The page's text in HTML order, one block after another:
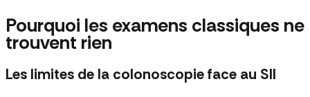
Pourquoi les examens classiques ne
trouvent rien
Les limites de la colonoscopie face au SII